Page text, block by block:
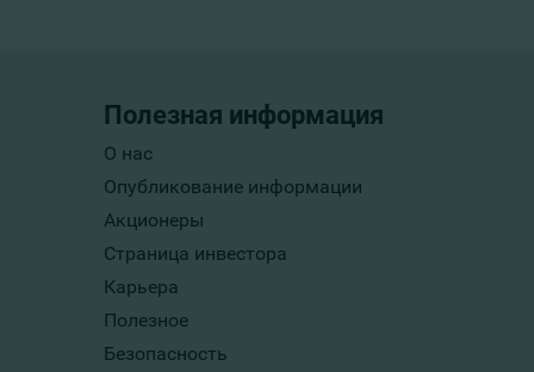
Полезная информация
О нас
Опубликование информации
Акционеры
Страница инвестора
Карьера
Полезное
Безопасность